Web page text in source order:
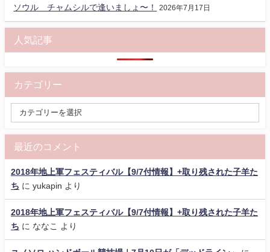
ソウル チャムシルで逢いましょ〜！ 2026年7月17日
人気記事
カテゴリー
最近のコメント
2018年地上軍フェスティバル【9/7付情報】+取り残された子羊た
ち に yukapin より
2018年地上軍フェスティバル【9/7付情報】+取り残された子羊た
ち に ななこ より